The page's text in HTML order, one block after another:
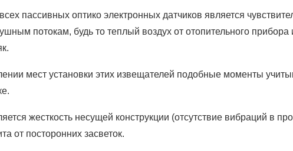
пассивных оптико электронных датчиков является
потокам, будь то теплый воздух от отопительного прибора
мест установки этих извещателей подобные моменты
жесткость несущей конструкции (отсутствие вибраций в
от посторонних засветок.